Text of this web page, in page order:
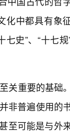
化中都具有象
史”、“十七规
关重要的基础
非普遍使用的
至可能是与外